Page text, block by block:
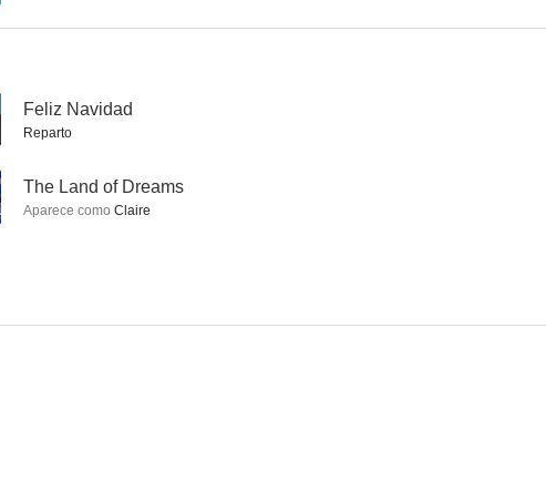
Feliz Navidad
Reparto
The Land of Dreams
Aparece como Claire